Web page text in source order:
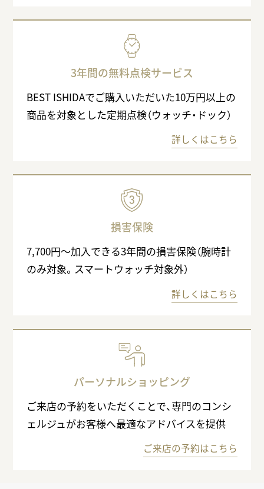
3年間の無料点検サービス
BEST ISHIDAでご購入いただいた10万円以上の
商品を対象とした定期点検（ウォッチ・ドック）
詳しくはこちら
損害保険
7,700円〜加入できる3年間の損害保険（腕時計
のみ対象。スマートウォッチ対象外）
詳しくはこちら
パーソナルショッピング
ご来店の予約をいただくことで、専門のコンシ
ェルジュがお客様へ最適なアドバイスを提供
ご来店の予約はこちら